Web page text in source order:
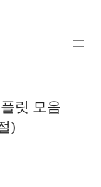
릿 모음
)